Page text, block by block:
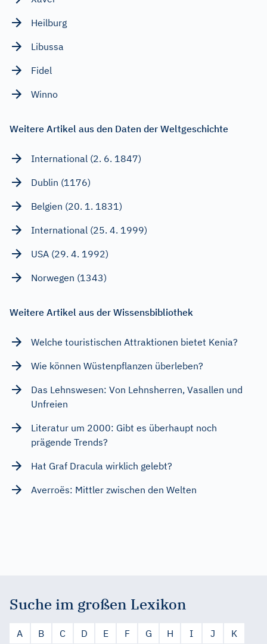
Heilburg
Libussa
Fidel
Winno
Weitere Artikel aus den Daten der Weltgeschichte
International (2. 6. 1847)
Dublin (1176)
Belgien (20. 1. 1831)
International (25. 4. 1999)
USA (29. 4. 1992)
Norwegen (1343)
Weitere Artikel aus der Wissensbibliothek
Welche touristischen Attraktionen bietet Kenia?
Wie können Wüstenpflanzen überleben?
Das Lehnswesen: Von Lehnsherren, Vasallen und
Unfreien
Literatur um 2000: Gibt es überhaupt noch
prägende Trends?
Hat Graf Dracula wirklich gelebt?
Averroës: Mittler zwischen den Welten
Suche im großen Lexikon
A B C D E F G H I J
K